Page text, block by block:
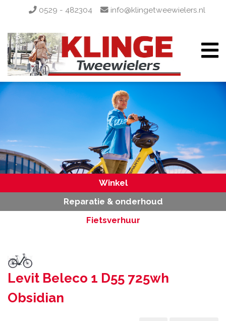
0529 - 482304 info@klingetweewielers.nl
Winkel
Reparatie & onderhoud
Fietsverhuur
Levit Beleco 1 D55 725wh
Obsidian